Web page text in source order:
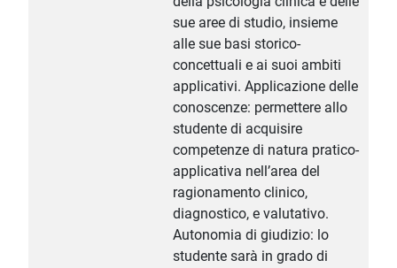
sue aree di studio, insieme
alle sue basi storico-
concettuali e ai suoi ambiti
applicativi. Applicazione delle
conoscenze: permettere allo
studente di acquisire
competenze di natura pratico-
applicativa nell’area del
ragionamento clinico,
diagnostico, e valutativo.
Autonomia di giudizio: lo
studente sarà in grado di